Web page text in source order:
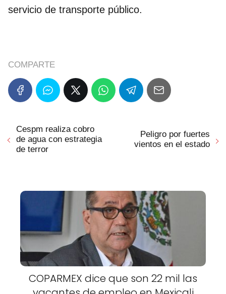
servicio de transporte público.
COMPARTE
Cespm realiza cobro
de agua con estrategia
de terror
Peligro por fuertes
vientos en el estado
COPARMEX dice que son 22 mil las